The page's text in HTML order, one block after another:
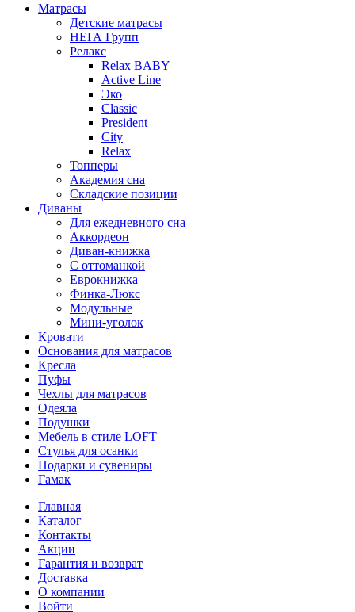
Матрасы
Детские матрасы
НЕГА Групп
Релакс
Relax BABY
Active Line
Эко
Classic
President
City
Relax
Топперы
Академия сна
Складские позиции
Диваны
Для ежедневного сна
Аккордеон
Диван-книжка
С оттоманкой
Еврокнижка
Финка-Люкс
Модульные
Мини-уголок
Кровати
Основания для матрасов
Кресла
Пуфы
Чехлы для матрасов
Одеяла
Подушки
Мебель в стиле LOFT
Стулья для осанки
Подарки и сувениры
Гамак
Главная
Каталог
Контакты
Акции
Гарантия и возврат
Доставка
О компании
Войти